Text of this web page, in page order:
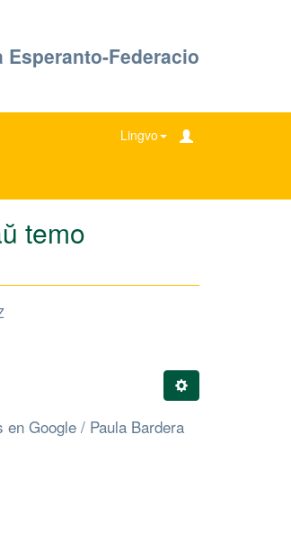
Esperanto-Federacio
Lingvo
temo
Google / Paula Bardera